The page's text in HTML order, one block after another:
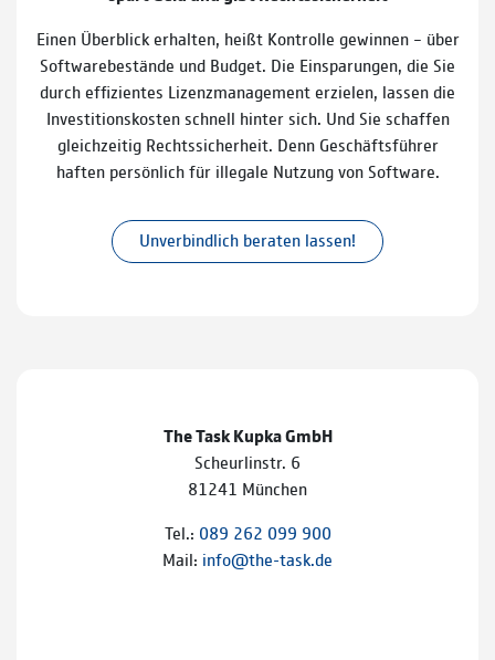
Einen Überblick erhalten, heißt Kontrolle gewinnen – über
Softwarebestände und Budget. Die Einsparungen, die Sie
durch effizientes Lizenzmanagement erzielen, lassen die
Investitionskosten schnell hinter sich. Und Sie schaffen
gleichzeitig Rechtssicherheit. Denn Geschäftsführer
haften persönlich für illegale Nutzung von Software.
Unverbindlich beraten lassen!
The Task Kupka GmbH
Scheurlinstr. 6
81241 München
Tel.: 089 262 099 900
Mail: info@the-task.de